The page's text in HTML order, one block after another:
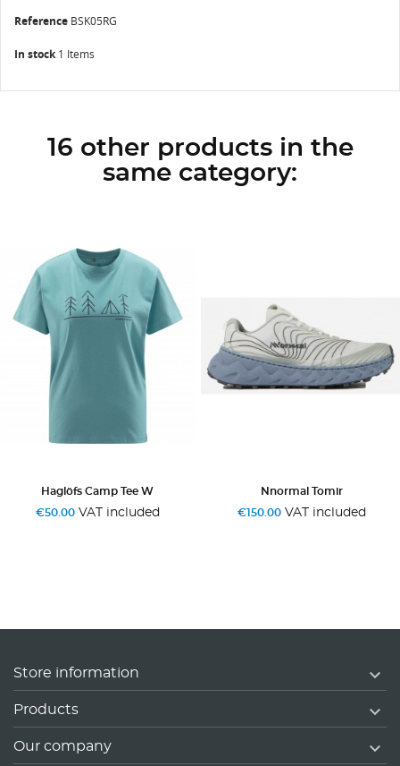
Reference BSK05RG
In stock 1 Items
16 other products in the
same category:
Haglöfs Camp Tee W
€50.00VAT included
Nnormal Tomir
€150.00 VAT included
Store information 
Products 
Our company 